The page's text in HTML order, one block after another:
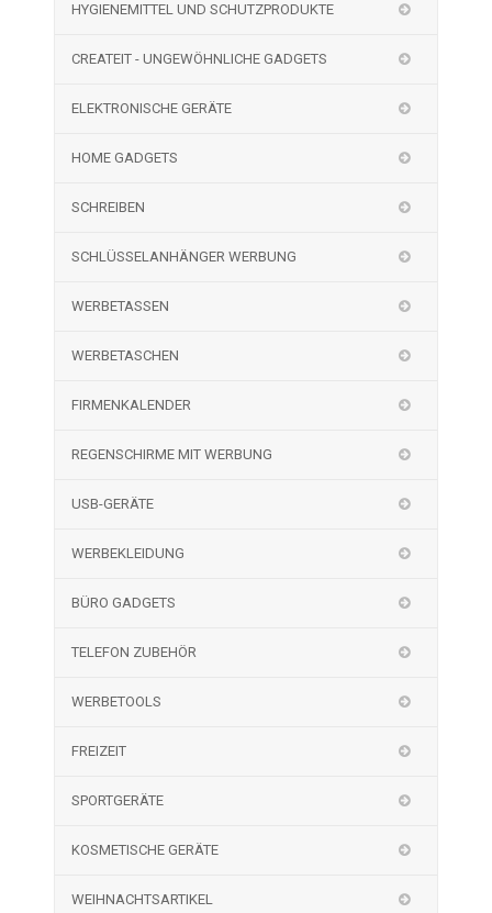
HYGIENEMITTEL UND SCHUTZPRODUKTE
CREATEIT - UNGEWÖHNLICHE GADGETS
ELEKTRONISCHE GERÄTE
HOME GADGETS
SCHREIBEN
SCHLÜSSELANHÄNGER WERBUNG
WERBETASSEN
WERBETASCHEN
FIRMENKALENDER
REGENSCHIRME MIT WERBUNG
USB-GERÄTE
WERBEKLEIDUNG
BÜRO GADGETS
TELEFON ZUBEHÖR
WERBETOOLS
FREIZEIT
SPORTGERÄTE
KOSMETISCHE GERÄTE
WEIHNACHTSARTIKEL